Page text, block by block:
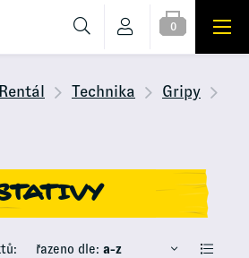
0
Rentál Technika
Gripy
řazeno dle: a-z